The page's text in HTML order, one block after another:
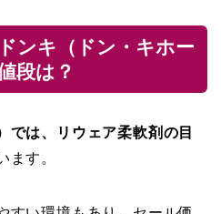
ンキ（ドン・キホー
段は？
では、リウェア柔軟剤の目
ます。